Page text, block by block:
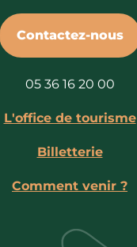
Contactez-nous
05 36 16 20 00
L'office de tourisme
Billetterie
Comment venir ?